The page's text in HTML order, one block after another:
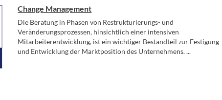
Change Management
Die Beratung in Phasen von Restrukturierungs- und
Veränderungsprozessen, hinsichtlich einer intensiven
Mitarbeiterentwicklung, ist ein wichtiger Bestandteil zur Festigung
und Entwicklung der Marktposition des Unternehmens. ...